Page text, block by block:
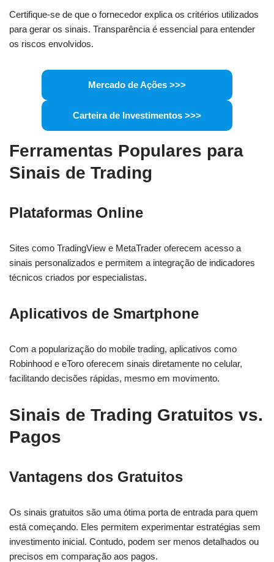
Certifique-se de que o fornecedor explica os critérios utilizados
para gerar os sinais. Transparência é essencial para entender
os riscos envolvidos.
Mercado de Ações >>>
Carteira de Investimentos >>>
Ferramentas Populares para
Sinais de Trading
Plataformas Online
Sites como TradingView e MetaTrader oferecem acesso a
sinais personalizados e permitem a integração de indicadores
técnicos criados por especialistas.
Aplicativos de Smartphone
Com a popularização do mobile trading, aplicativos como
Robinhood e eToro oferecem sinais diretamente no celular,
facilitando decisões rápidas, mesmo em movimento.
Sinais de Trading Gratuitos vs.
Pagos
Vantagens dos Gratuitos
Os sinais gratuitos são uma ótima porta de entrada para quem
está começando. Eles permitem experimentar estratégias sem
investimento inicial. Contudo, podem ser menos detalhados ou
precisos em comparação aos pagos.